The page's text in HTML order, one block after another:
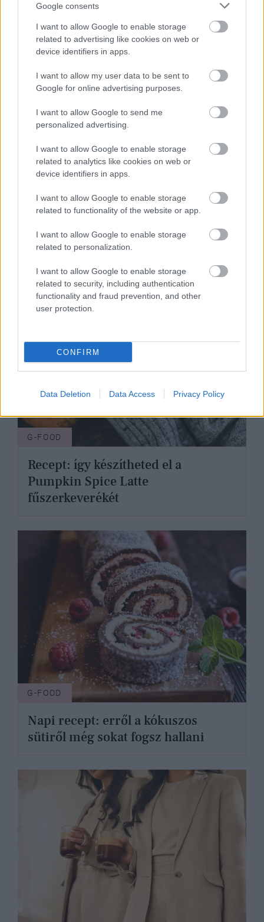
Google consents
I want to allow Google to enable storage
related to advertising like cookies on web or
device identifiers in apps.
I want to allow my user data to be sent to
Google for online advertising purposes.
I want to allow Google to send me
personalized advertising.
I want to allow Google to enable storage
related to analytics like cookies on web or
device identifiers in apps.
I want to allow Google to enable storage
related to functionality of the website or app.
I want to allow Google to enable storage
related to personalization.
I want to allow Google to enable storage
related to security, including authentication
functionality and fraud prevention, and other
user protection.
CONFIRM
Data Deletion Data Access Privacy Policy
Napi recept: Csak úgy hozza
magával az őszt ez az elképesztően
finom sütőtökös pite
G-FOOD
Recept: így készítheted el a
Pumpkin Spice Latte
fűszerkeverékét
G-FOOD
Napi recept: erről a kókuszos
sütiről még sokat fogsz hallani